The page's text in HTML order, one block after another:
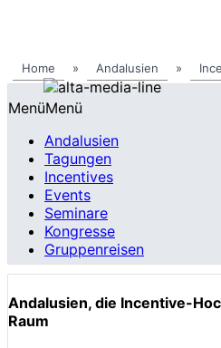
Home » Andalusien »
MenüMenü
Andalusien
Tagungen
Incentives
Events
Seminare
Kongresse
Gruppenreisen
Andalusien, die Incentive-
Raum